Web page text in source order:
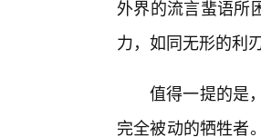
外界的流言蜚语所
力，如同无形的利
值得一提的是
完全被动的牺牲者